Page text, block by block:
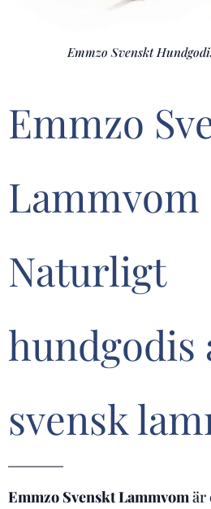
Emmzo Svenskt
Emmzo
Lammvom
Naturligt
hundgodis
svensk
Emmzo Svenskt Lammvomär